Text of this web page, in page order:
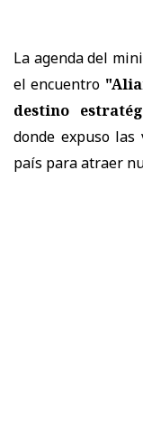
La agenda del
el encuentro
destino
donde expuso
país para atraer